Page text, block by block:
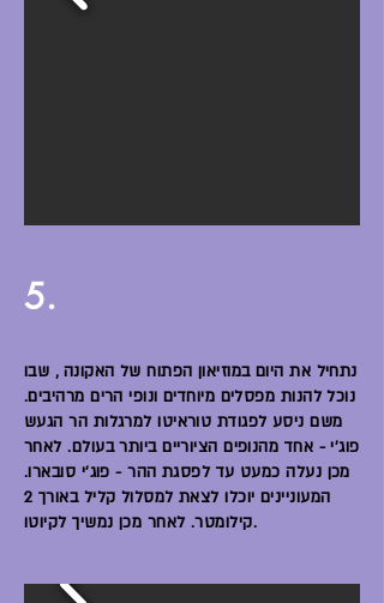
5.
נתחיל את היום במוזיאון הפתוח של האקונה , שבו
נוכל להנות מפסלים מיוחדים ונופי הרים מרהיבים.
משם ניסע לפגודת טוראיטו למרגלות הר הגעש
פוג'י - אחד מהנופים הציוריים ביותר בעולם. לאחר
מכן נעלה כמעט עד לפסגת ההר - פוג'י סובארו.
המעוניינים יוכלו לצאת למסלול קליל באורך 2
קילומטר. לאחר מכן נמשיך לקיוטו.